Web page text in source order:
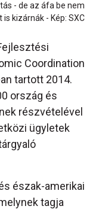
- de az áfa be nem
kizárnák - Kép: SXC
Coordination
tartott 2014.
ország és
részvételével
ügyletek
észak-amerikai
tagja